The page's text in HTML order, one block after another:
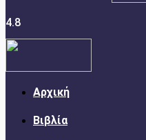
4.8
Αρχική
Βιβλία